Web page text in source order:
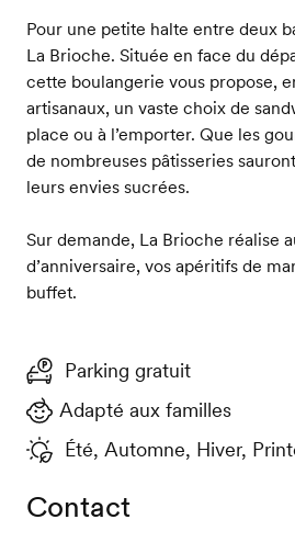
Pour une petite halte entre deux
La Brioche. Située en face du
cette boulangerie vous propose,
artisanaux, un vaste choix de
place ou à l’emporter. Que les
de nombreuses pâtisseries
leurs envies sucrées.
Sur demande, La Brioche réalise
d’anniversaire, vos apéritifs de
buffet.
Parking gratuit
Adapté aux familles
Été,
Contact